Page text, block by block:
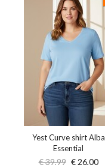
Yest Curve shirt Alba
Essential
€ 39,99 € 26,00